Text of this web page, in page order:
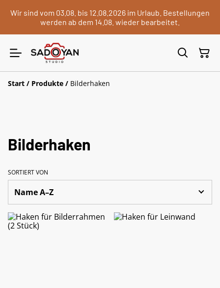
Wir sind vom 03.08. bis 12.08.2026 im Urlaub. Bestellungen
werden ab dem 14.08. wieder bearbeitet.
Start / Produkte / Bilderhaken
Bilderhaken
SORTIERT VON